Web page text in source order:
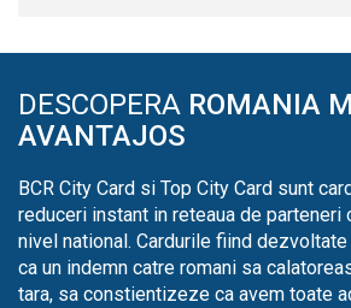
DESCOPERA ROMANIA
AVANTAJOS
BCR City Card si Top City Card sunt
reduceri instant in reteaua de parteneri
nivel national. Cardurile fiind
ca un indemn catre romani sa
tara, sa constientizeze ca avem toate